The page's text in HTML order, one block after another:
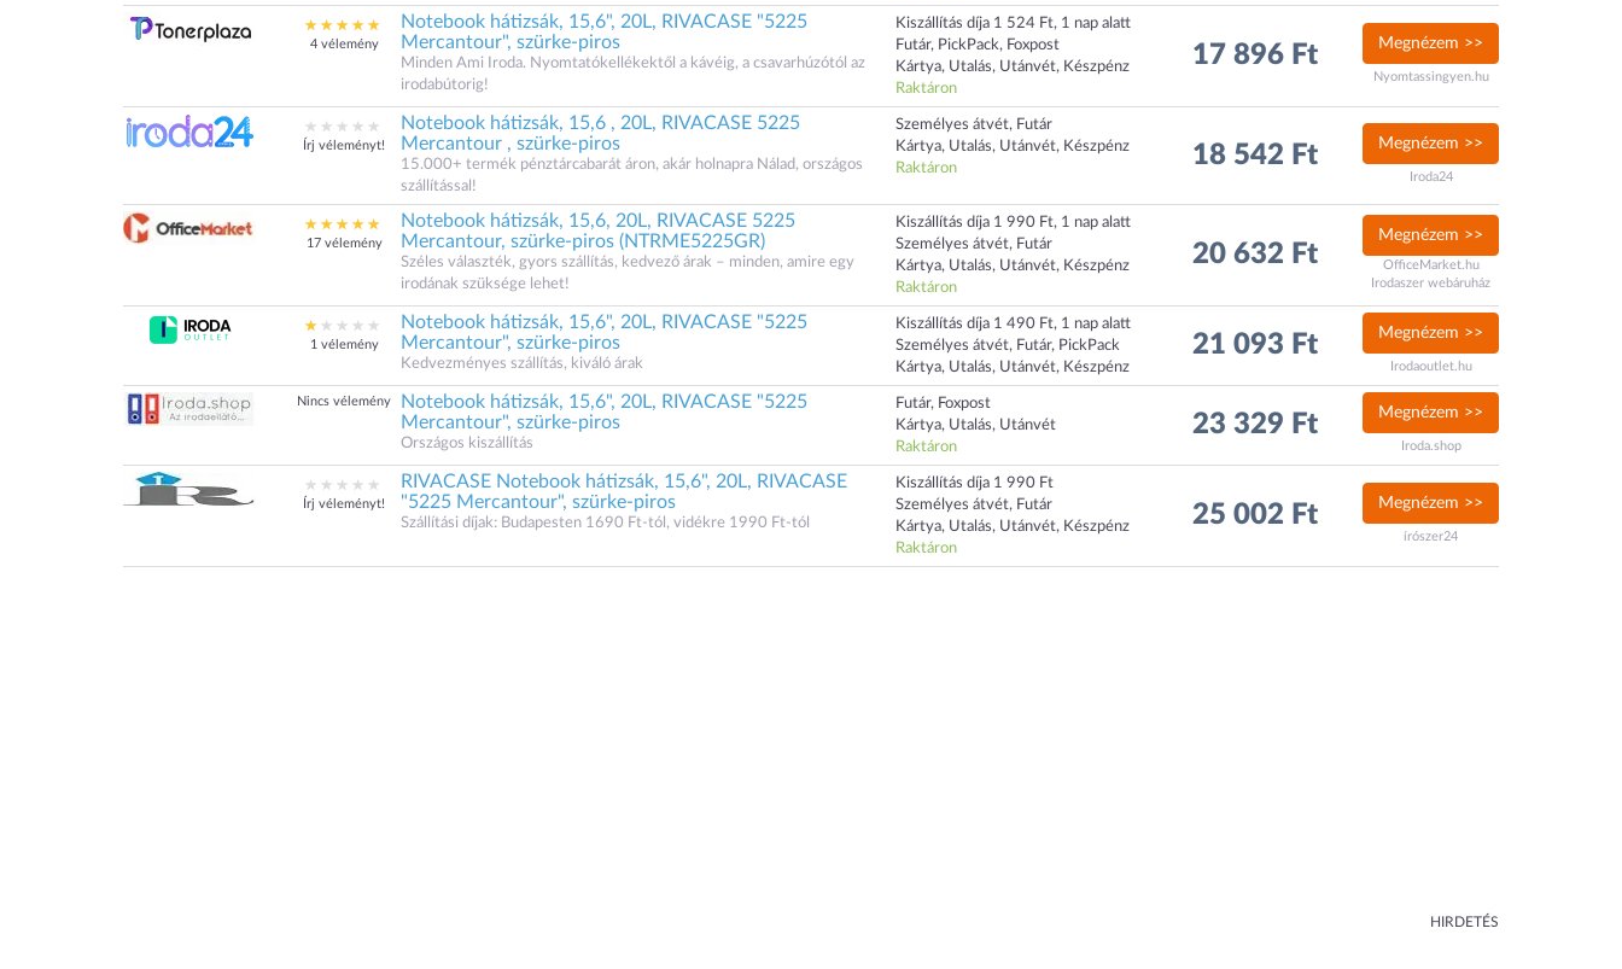
4 vélemény
Notebook hátizsák, 15,6", 20L, RIVACASE "5225
Mercantour", szürke-piros
Minden Ami Iroda. Nyomtatókellékektől a kávéig, a csavarhúzótól az
irodabútorig!
Kiszállítás díja 1 524 Ft, 1 nap alatt
Futár, PickPack, Foxpost
Kártya, Utalás, Utánvét, Készpénz
Raktáron
17 896 Ft Megnézem >>
Nyomtassingyen.hu
Írj véleményt!
Notebook hátizsák, 15,6 , 20L, RIVACASE 5225
Mercantour , szürke-piros
15.000+ termék pénztárcabarát áron, akár holnapra Nálad, országos
szállítással!
Személyes átvét, Futár
Kártya, Utalás, Utánvét, Készpénz
Raktáron
18 542 Ft Megnézem >>
Iroda24
17 vélemény
Notebook hátizsák, 15,6, 20L, RIVACASE 5225
Mercantour, szürke-piros (NTRME5225GR)
Széles választék, gyors szállítás, kedvező árak – minden, amire egy
irodának szüksége lehet!
Kiszállítás díja 1 990 Ft, 1 nap alatt
Személyes átvét, Futár
Kártya, Utalás, Utánvét, Készpénz
Raktáron
20 632 Ft
Megnézem >>
OfficeMarket.hu
Irodaszer webáruház
1 vélemény
Notebook hátizsák, 15,6", 20L, RIVACASE "5225
Mercantour", szürke-piros
Kedvezményes szállítás, kiváló árak
Kiszállítás díja 1 490 Ft, 1 nap alatt
Személyes átvét, Futár, PickPack
Kártya, Utalás, Utánvét, Készpénz
21 093 Ft Megnézem >>
Irodaoutlet.hu
Nincs vélemény
Notebook hátizsák, 15,6", 20L, RIVACASE "5225
Mercantour", szürke-piros
Országos kiszállítás
Futár, Foxpost
Kártya, Utalás, Utánvét
Raktáron
23 329 Ft Megnézem >>
Iroda.shop
Írj véleményt!
RIVACASE Notebook hátizsák, 15,6", 20L, RIVACASE
"5225 Mercantour", szürke-piros
Szállítási díjak: Budapesten 1690 Ft-tól, vidékre 1990 Ft-tól
Kiszállítás díja 1 990 Ft
Személyes átvét, Futár
Kártya, Utalás, Utánvét, Készpénz
Raktáron
25 002 Ft Megnézem >>
írószer24
HIRDETÉS